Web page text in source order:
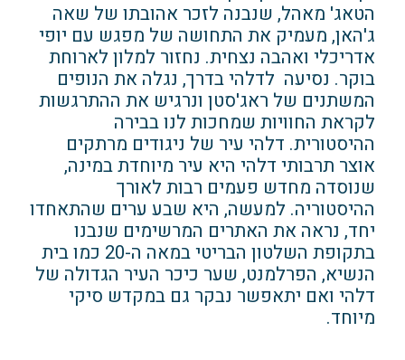
הטאג' מאהל, שנבנה לזכר אהובתו של שאה
ג'האן, מעמיק את התחושה של מפגש עם יופי
אדריכלי ואהבה נצחית. נחזור למלון לארוחת
בוקר. נסיעה לדלהי בדרך, נגלה את הנופים
המשתנים של ראג'סטן ונרגיש את ההתרגשות
לקראת החוויות שמחכות לנו בבירה
ההיסטורית. דלהי עיר של ניגודים מרתקים
אוצר תרבותי דלהי היא עיר מיוחדת במינה,
שנוסדה מחדש פעמים רבות לאורך
ההיסטוריה. למעשה, היא שבע ערים שהתאחדו
יחד, נראה את האתרים המרשימים שנבנו
בתקופת השלטון הבריטי במאה ה-20 כמו בית
הנשיא, הפרלמנט, שער כיכר העיר הגדולה של
דלהי ואם יתאפשר נבקר גם במקדש סיקי
מיוחד.